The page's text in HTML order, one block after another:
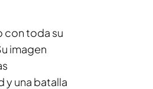
con toda su
imagen
y una batalla